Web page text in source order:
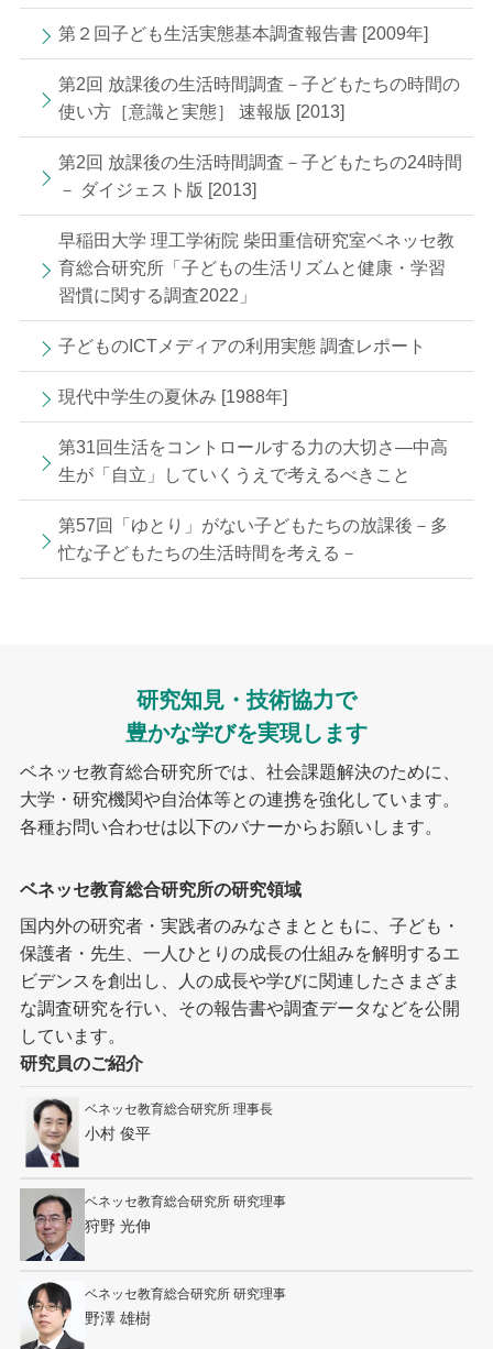
第２回子ども生活実態基本調査報告書 [2009年]
第2回 放課後の生活時間調査－子どもたちの時間の
使い方［意識と実態］ 速報版 [2013]
第2回 放課後の生活時間調査－子どもたちの24時間
－ ダイジェスト版 [2013]
早稲田大学 理工学術院 柴田重信研究室ベネッセ教
育総合研究所「子どもの生活リズムと健康・学習
習慣に関する調査2022」
子どものICTメディアの利用実態 調査レポート
現代中学生の夏休み [1988年]
第31回生活をコントロールする力の大切さ—中高
生が「自立」していくうえで考えるべきこと
第57回「ゆとり」がない子どもたちの放課後－多
忙な子どもたちの生活時間を考える－
研究知見・技術協力で
豊かな学びを実現します
ベネッセ教育総合研究所では、社会課題解決のために、
大学・研究機関や自治体等との連携を強化しています。
各種お問い合わせは以下のバナーからお願いします。
ベネッセ教育総合研究所の研究領域
国内外の研究者・実践者のみなさまとともに、子ども・
保護者・先生、一人ひとりの成長の仕組みを解明するエ
ビデンスを創出し、人の成長や学びに関連したさまざま
な調査研究を行い、その報告書や調査データなどを公開
しています。
研究員のご紹介
ベネッセ教育総合研究所 理事長
小村 俊平
ベネッセ教育総合研究所 研究理事
狩野 光伸
ベネッセ教育総合研究所 研究理事
野澤 雄樹